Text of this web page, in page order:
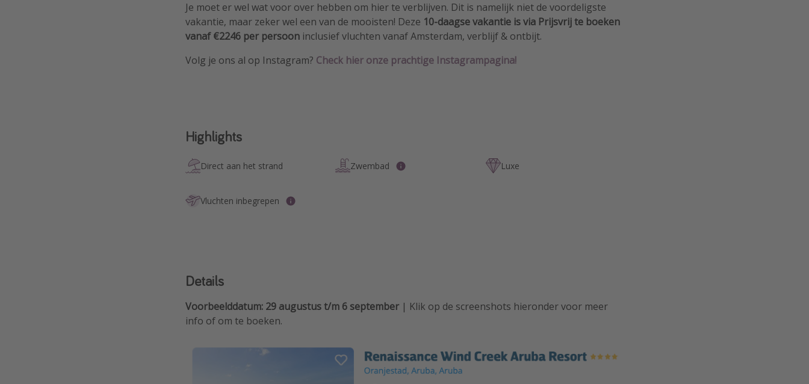
Je moet er wel wat voor over hebben om hier te verblijven. Dit is namelijk niet de voordeligste
vakantie, maar zeker wel een van de mooisten! Deze 10-daagse vakantie is via Prijsvrij te boeken
vanaf €2246 per persoon inclusief vluchten vanaf Amsterdam, verblijf & ontbijt.
Volg je ons al op Instagram? Check hier onze prachtige Instagrampagina!
Highlights
Direct aan het strand Zwembad Luxe
Vluchten inbegrepen
Details
Voorbeelddatum: 29 augustus t/m 6 september | Klik op de screenshots hieronder voor meer
info of om te boeken.